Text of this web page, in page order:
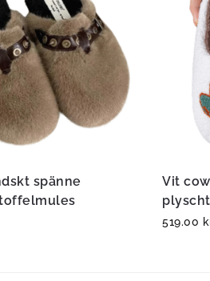
spänne
Vit
519.00